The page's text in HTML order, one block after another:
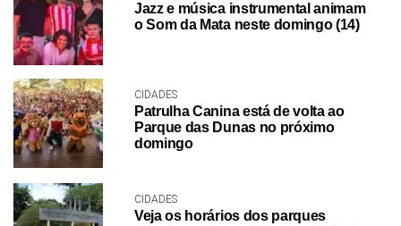
Jazz e música instrumental animam
o Som da Mata neste domingo (14)
CIDADES
Patrulha Canina está de volta ao
Parque das Dunas no próximo
domingo
CIDADES
Veja os horários dos parques